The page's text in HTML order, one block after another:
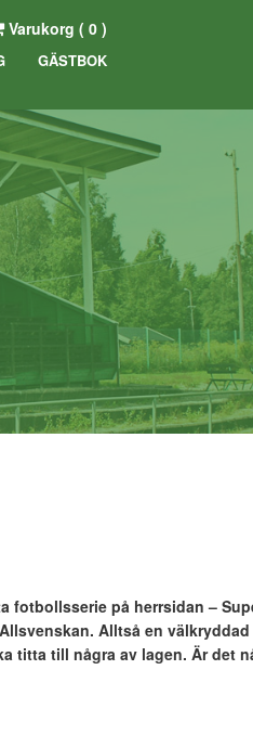
GÄSTBOK
Varukorg ( 0 )
fotbollsserie på herrsidan –
Alltså en
titta till några av lagen. Är det